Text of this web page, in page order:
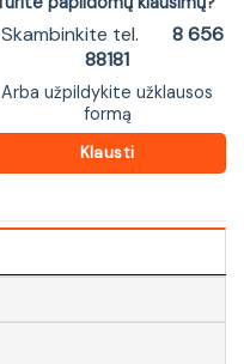
Skambinkite tel.
8 656
88181
Arba užpildykite užklausos
formą
Klausti